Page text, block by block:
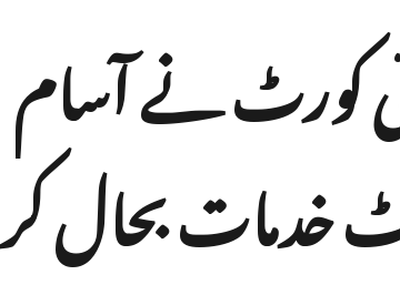
کورٹ نے آسام
خدمات بحال کر